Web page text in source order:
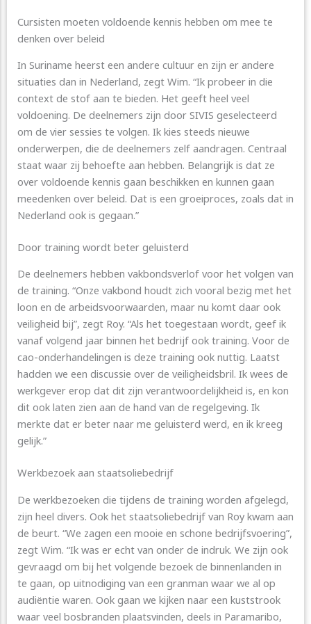
Cursisten moeten voldoende kennis hebben om mee te
denken over beleid
In Suriname heerst een andere cultuur en zijn er andere
situaties dan in Nederland, zegt Wim. “Ik probeer in die
context de stof aan te bieden. Het geeft heel veel
voldoening. De deelnemers zijn door SIVIS geselecteerd
om de vier sessies te volgen. Ik kies steeds nieuwe
onderwerpen, die de deelnemers zelf aandragen. Centraal
staat waar zij behoefte aan hebben. Belangrijk is dat ze
over voldoende kennis gaan beschikken en kunnen gaan
meedenken over beleid. Dat is een groeiproces, zoals dat in
Nederland ook is gegaan.”
Door training wordt beter geluisterd
De deelnemers hebben vakbondsverlof voor het volgen van
de training. “Onze vakbond houdt zich vooral bezig met het
loon en de arbeidsvoorwaarden, maar nu komt daar ook
veiligheid bij”, zegt Roy. “Als het toegestaan wordt, geef ik
vanaf volgend jaar binnen het bedrijf ook training. Voor de
cao-onderhandelingen is deze training ook nuttig. Laatst
hadden we een discussie over de veiligheidsbril. Ik wees de
werkgever erop dat dit zijn verantwoordelijkheid is, en kon
dit ook laten zien aan de hand van de regelgeving. Ik
merkte dat er beter naar me geluisterd werd, en ik kreeg
gelijk.”
Werkbezoek aan staatsoliebedrijf
De werkbezoeken die tijdens de training worden afgelegd,
zijn heel divers. Ook het staatsoliebedrijf van Roy kwam aan
de beurt. “We zagen een mooie en schone bedrijfsvoering”,
zegt Wim. “Ik was er echt van onder de indruk. We zijn ook
gevraagd om bij het volgende bezoek de binnenlanden in
te gaan, op uitnodiging van een granman waar we al op
audiëntie waren. Ook gaan we kijken naar een kuststrook
waar veel bosbranden plaatsvinden, deels in Paramaribo,